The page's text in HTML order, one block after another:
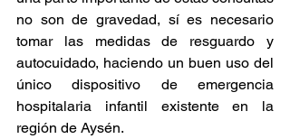
no son de gravedad, sí es necesario
tomar las medidas de resguardo y
autocuidado, haciendo un buen uso del
único dispositivo de emergencia
hospitalaria infantil existente en la
región de Aysén.